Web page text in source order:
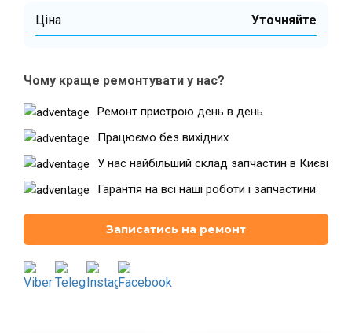
м. Київ, ТЦ LAKE PLAZA, вул. Героїв
м. Київ, вул. Казимира Малевича,
Дарниця
м. Київ, Комфорт Таун, вул.
Березнева, 16, корпус 3
Ціна Уточняйте
Чому краще ремонтувати у нас?
Ремонт пристрою день в день
Працюємо без вихідних
У нас найбільший склад запчастин в Києві
Гарантія на всі наші роботи і запчастини
Записатись на ремонт